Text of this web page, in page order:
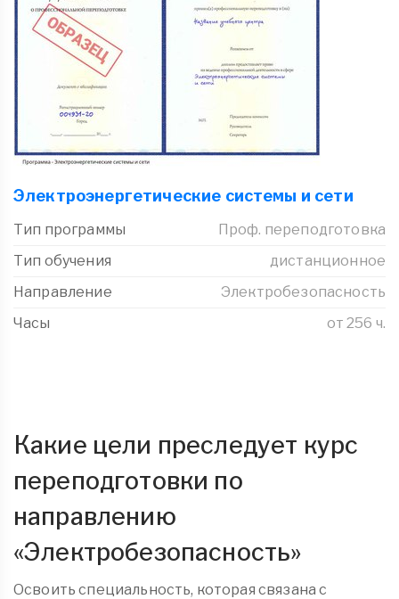
Электроэнергетические системы и сети
Тип программы
Проф. переподготовка
Тип обучения
дистанционное
Направление
Электробезопасность
Часы
от 256 ч.
Какие цели преследует курс
переподготовки по
направлению
«Электробезопасность»
Освоить специальность, которая связана с